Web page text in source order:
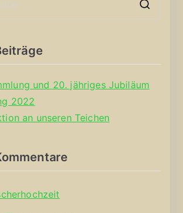
und 20. jähriges Jubiläum
2022
an unseren Teichen